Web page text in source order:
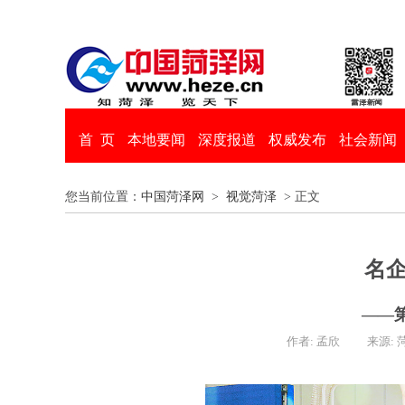
首 页 本地要闻 深度报道 权威发布 社会新闻
您当前位置： 中国菏泽网 > 视觉菏泽 > 正文
名
——第
作者: 孟欣 来源: